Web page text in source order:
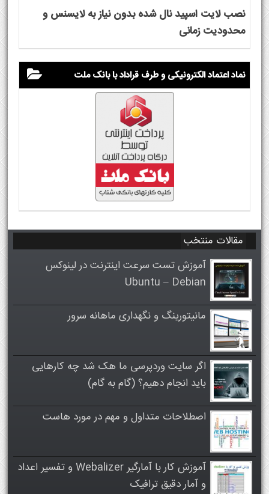
نصب لایت اسپید نال شده بدون نیاز به لایسنس و
محدودیت زمانی
نماد اعتماد الکترونیکی و طرف قراداد با بانک ملت
مقالات منتخب
آموزش تست سرعت اینترنت در لینوکس
Ubuntu – Debian
مانیتورینگ و نگهداری ماهانه سرور
اگر سایت وردپرسی ما هک شد چه کارهایی
باید انجام دهیم؟ (گام به گام)
اصطلاحات متداول و مهم در مورد هاست
آموزش کار با آمارگیر Webalizer و تفسیر اعداد
و آمار دقیق ترافیک